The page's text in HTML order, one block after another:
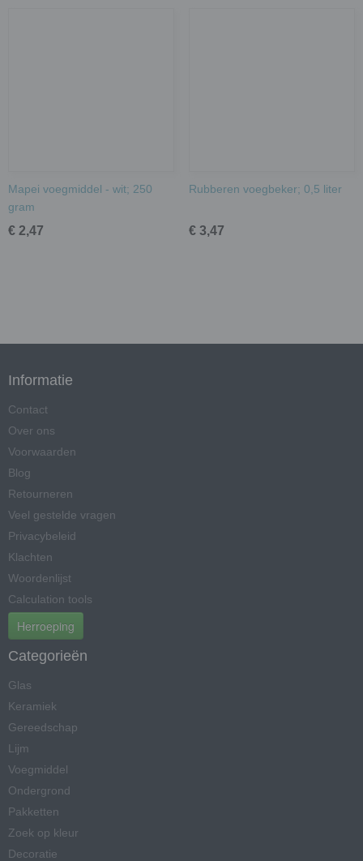
Mapei voegmiddel - wit; 250
gram
€ 2,47
Rubberen voegbeker; 0,5 liter
€ 3,47
Informatie
Contact
Over ons
Voorwaarden
Blog
Retourneren
Veel gestelde vragen
Privacybeleid
Klachten
Woordenlijst
Calculation tools
Herroeping
Categorieën
Glas
Keramiek
Gereedschap
Lijm
Voegmiddel
Ondergrond
Pakketten
Zoek op kleur
Decoratie